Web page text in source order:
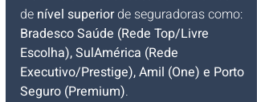
de nível superior de seguradoras como:
Bradesco Saúde (Rede Top/Livre
Escolha), SulAmérica (Rede
Executivo/Prestige), Amil (One) e Porto
Seguro (Premium).